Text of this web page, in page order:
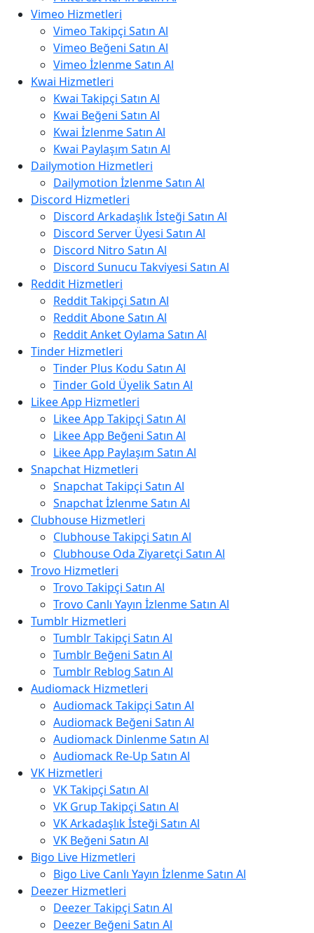
Vimeo Hizmetleri
Vimeo Takipçi Satın Al
Vimeo Beğeni Satın Al
Vimeo İzlenme Satın Al
Kwai Hizmetleri
Kwai Takipçi Satın Al
Kwai Beğeni Satın Al
Kwai İzlenme Satın Al
Kwai Paylaşım Satın Al
Dailymotion Hizmetleri
Dailymotion İzlenme Satın Al
Discord Hizmetleri
Discord Arkadaşlık İsteği Satın Al
Discord Server Üyesi Satın Al
Discord Nitro Satın Al
Discord Sunucu Takviyesi Satın Al
Reddit Hizmetleri
Reddit Takipçi Satın Al
Reddit Abone Satın Al
Reddit Anket Oylama Satın Al
Tinder Hizmetleri
Tinder Plus Kodu Satın Al
Tinder Gold Üyelik Satın Al
Likee App Hizmetleri
Likee App Takipçi Satın Al
Likee App Beğeni Satın Al
Likee App Paylaşım Satın Al
Snapchat Hizmetleri
Snapchat Takipçi Satın Al
Snapchat İzlenme Satın Al
Clubhouse Hizmetleri
Clubhouse Takipçi Satın Al
Clubhouse Oda Ziyaretçi Satın Al
Trovo Hizmetleri
Trovo Takipçi Satın Al
Trovo Canlı Yayın İzlenme Satın Al
Tumblr Hizmetleri
Tumblr Takipçi Satın Al
Tumblr Beğeni Satın Al
Tumblr Reblog Satın Al
Audiomack Hizmetleri
Audiomack Takipçi Satın Al
Audiomack Beğeni Satın Al
Audiomack Dinlenme Satın Al
Audiomack Re-Up Satın Al
VK Hizmetleri
VK Takipçi Satın Al
VK Grup Takipçi Satın Al
VK Arkadaşlık İsteği Satın Al
VK Beğeni Satın Al
Bigo Live Hizmetleri
Bigo Live Canlı Yayın İzlenme Satın Al
Deezer Hizmetleri
Deezer Takipçi Satın Al
Deezer Beğeni Satın Al